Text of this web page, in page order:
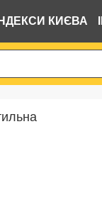
ІНДЕКСИ КИЄВА